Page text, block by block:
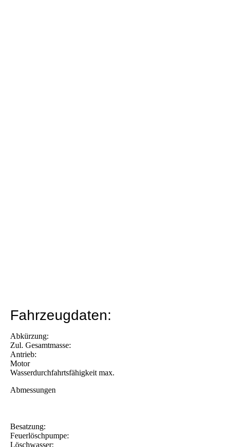
Fahrzeugdaten:
Abkürzung:
Zul. Gesamtmasse:
Antrieb:
Motor
Wasserdurchfahrtsfähigkeit max.
Abmessungen
Besatzung:
Feuerlöschpumpe:
Löschwasser: